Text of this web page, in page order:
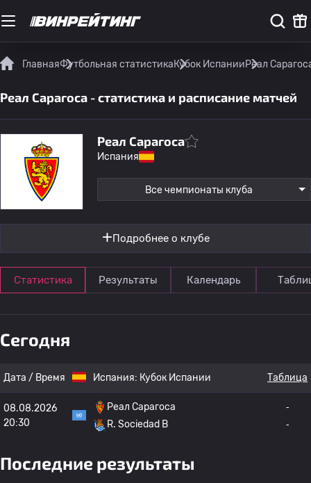
ГлавнаяФутбольная статистикаКубок ИспанииРеал
Реал Сарагоса - статистика и расписание матчей
Реал Сарагоса
Испания
Все чемпионаты клуба
Подробнее о клубе
Статистика Результаты Календарь
Сегодня
Дата / Время Испания: Кубок Испании Таблица
08.08.2026
20:30
Реал Сарагоса
R. Sociedad B
-
-
Последние результаты